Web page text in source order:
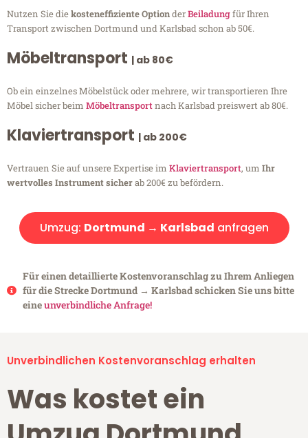
Nutzen Sie diekosteneffiziente OptionderBeiladungfür Ihren
Transport zwischen Dortmund und Karlsbad schon ab 50€.
Möbeltransport | ab 80€
Ob ein einzelnes Möbelstück oder mehrere, wir transportieren Ihre
Möbel sicher beim Möbeltransportnach Karlsbad preiswert ab 80€.
Klaviertransport | ab 200€
Vertrauen Sie auf unsere Expertise im Klaviertransport, um Ihr
wertvolles Instrument sicherab 200€ zu befördern.
Umzug: Dortmund → Karlsbad anfragen
Für einen detaillierte Kostenvoranschlag zu Ihrem Anliegen
für die Strecke Dortmund → Karlsbad schicken Sie uns bitte
eineunverbindliche Anfrage!
Unverbindlichen Kostenvoranschlag erhalten
Was kostet ein